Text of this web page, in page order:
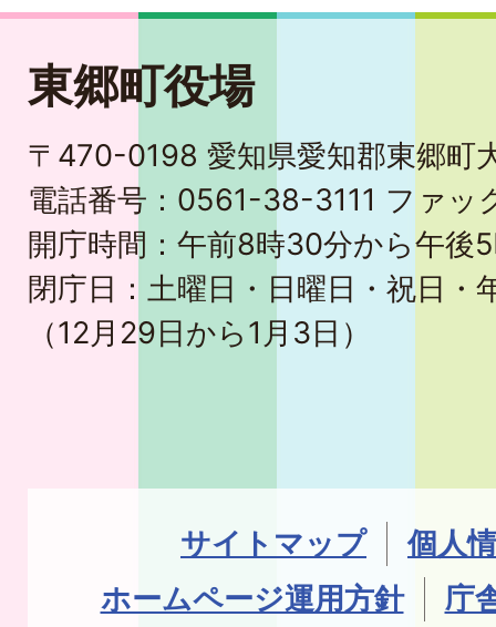
東郷町役場
〒470-0198 愛知県愛知郡東郷町
電話番号：0561-38-3111 ファ
開庁時間：午前8時30分から午後
閉庁日：土曜日・日曜日・祝日・
（12月29日から1月3日）
サイトマップ
個人
ホームページ運用方針
庁